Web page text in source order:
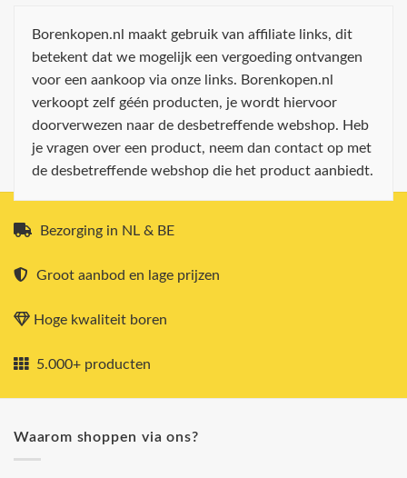
Borenkopen.nl maakt gebruik van affiliate links, dit
betekent dat we mogelijk een vergoeding ontvangen
voor een aankoop via onze links. Borenkopen.nl
verkoopt zelf géén producten, je wordt hiervoor
doorverwezen naar de desbetreffende webshop. Heb
je vragen over een product, neem dan contact op met
de desbetreffende webshop die het product aanbiedt.
Bezorging in NL & BE
Groot aanbod en lage prijzen
Hoge kwaliteit boren
5.000+ producten
Waarom shoppen via ons?